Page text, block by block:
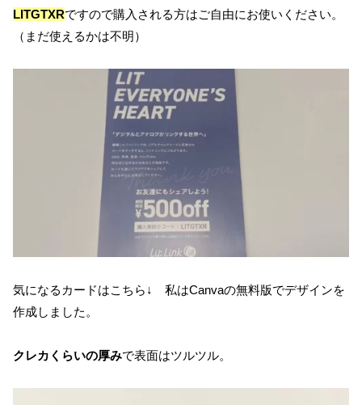
LITGTXRですので購入される方はご自由にお使いください。
（まだ使えるかは不明）
気になるカードはこちら↓ 私はCanvaの無料版でデザインを
作成しました。
クレカくらいの厚みで表面はツルツル。